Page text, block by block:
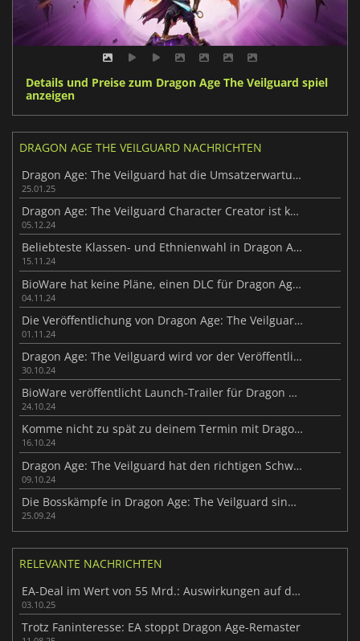
Details und Preise zum Dragon Age The Veilguard spiel
anzeigen
DRAGON AGE THE VEILGUARD NACHRICHTEN
Dragon Age: The Veilguard hat die Umsatzerwartungen von EA nicht erfüllt
25.01.25
Dragon Age: The Veilguard Character Creator ist kostenlos erhältlich
05.12.24
Beliebteste Klassen- und Ethnienwahl in Dragon Age: The Veilguard
15.11.24
BioWare hat keine Pläne, einen DLC für Dragon Age: The Veilguard zu veröffentlichen
04.11.24
Die Veröffentlichung von Dragon Age: The Veilguard in Zahlen
01.11.24
Dragon Age: The Veilguard wird vor der Veröffentlichung kontrovers diskutiert
30.10.24
BioWare veröffentlicht Launch-Trailer für Dragon Age: The Veilguard
24.10.24
Komme nicht zu spät zu deinem Termin mit Dragon Age: The Veilguard
16.10.24
Dragon Age: The Veilguard hat den richtigen Schwierigkeitsgrad für dich
09.10.24
Die Bosskämpfe in Dragon Age: The Veilguard sind spektakulär
25.09.24
RELEVANTE NACHRICHTEN
EA-Deal im Wert von 55 Mrd.: Auswirkungen auf die Spieleindustrie
03.10.25
Trotz Faninteresse: EA stoppt Dragon Age-Remaster